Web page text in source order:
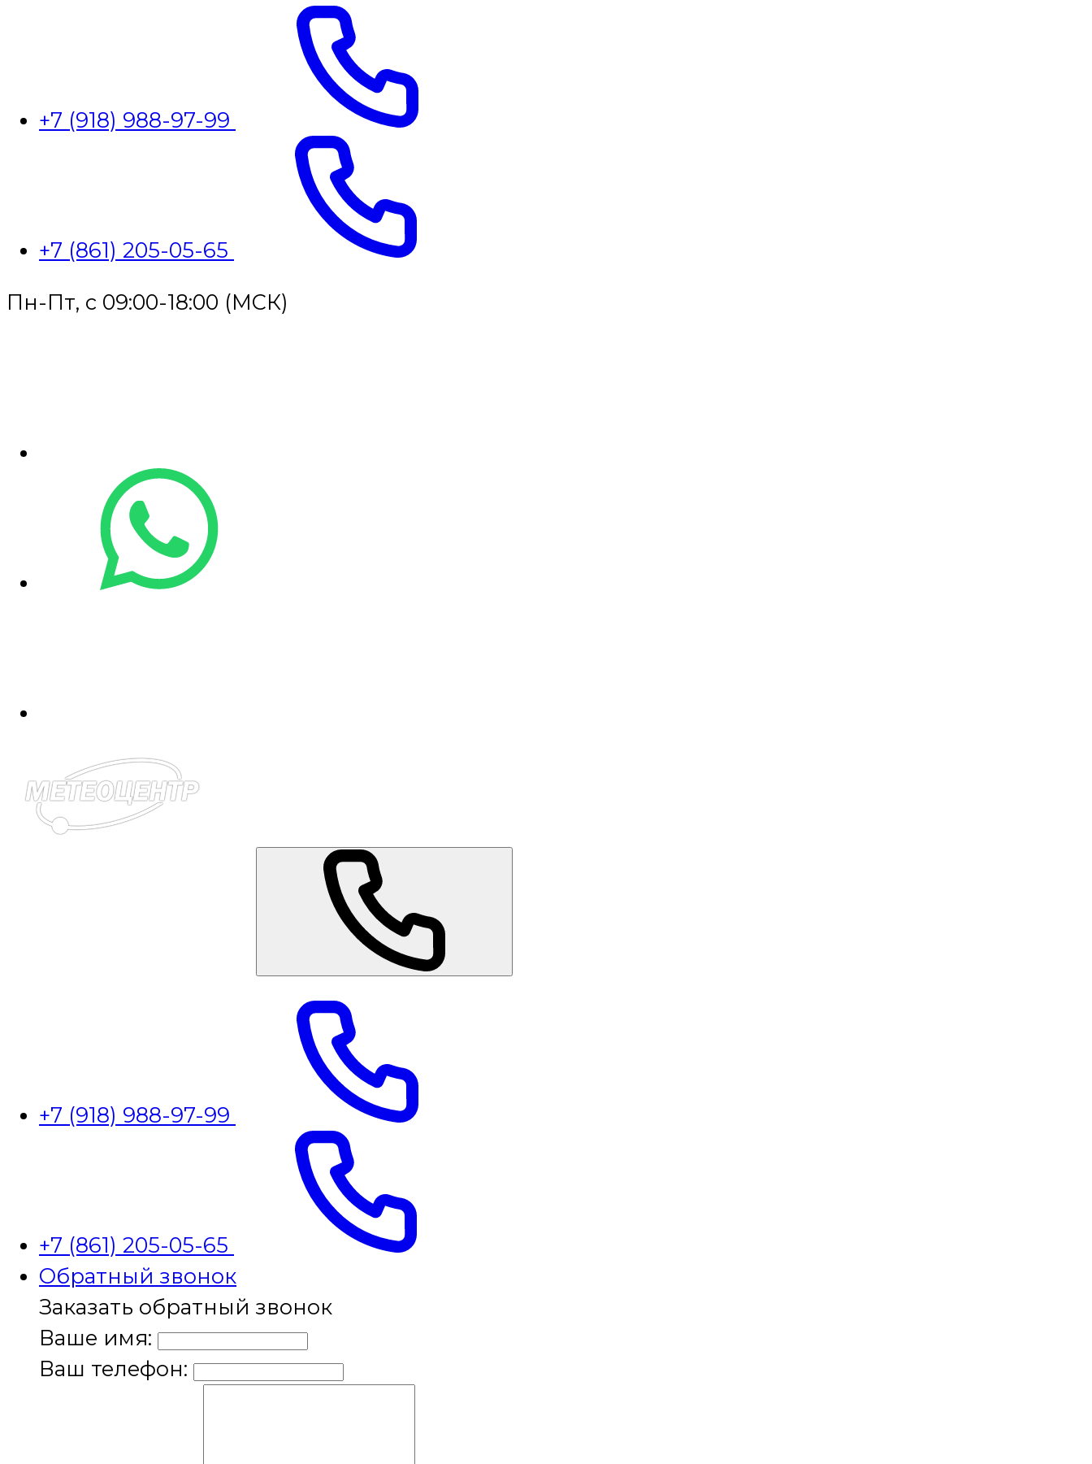
+7 (918) 988-97-99
+7 (861) 205-05-65
Пн-Пт, с 09:00-18:00 (МСК)
+7 (918) 988-97-99
+7 (861) 205-05-65
Обратный звонок
Заказать обратный звонок
Ваше имя:
Ваш телефон: